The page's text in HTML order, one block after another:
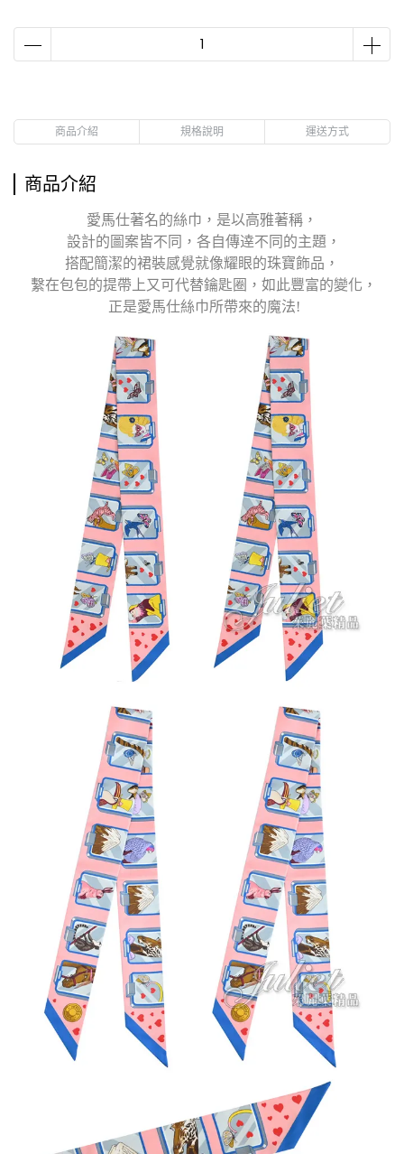
商品介紹 規格說明 運送方式
商品介紹
愛馬仕著名的絲巾，是以高雅著稱，
設計的圖案皆不同，各自傳逹不同的主題，
搭配簡潔的裙裝感覺就像耀眼的珠寶飾品，
繫在包包的提帶上又可代替鑰匙圈，如此豐富的變化，
正是愛馬仕絲巾所帶來的魔法!